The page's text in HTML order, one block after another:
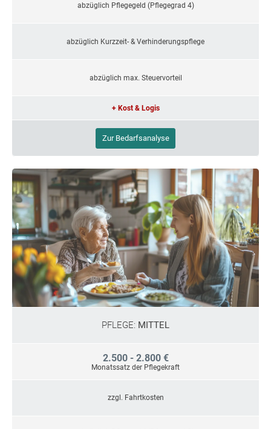
abzüglich Pflegegeld (Pflegegrad 4)
abzüglich Kurzzeit- & Verhinderungspflege
abzüglich max. Steuervorteil
+ Kost & Logis
Zur Bedarfsanalyse
PFLEGE: MITTEL
2.500 - 2.800 €
Monatssatz der Pflegekraft
zzgl. Fahrtkosten